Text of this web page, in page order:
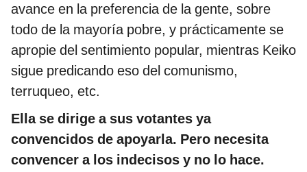
avance en la preferencia de la gente, sobre
todo de la mayoría pobre, y prácticamente se
apropie del sentimiento popular, mientras Keiko
sigue predicando eso del comunismo,
terruqueo, etc.
Ella se dirige a sus votantes ya
convencidos de apoyarla. Pero necesita
convencer a los indecisos y no lo hace.